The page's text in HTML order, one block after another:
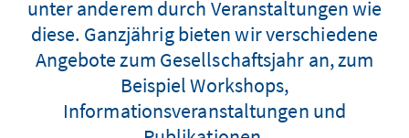
unter anderem durch Veranstaltungen wie
diese. Ganzjährig bieten wir verschiedene
Angebote zum Gesellschaftsjahr an, zum
Beispiel Workshops,
Informationsveranstaltungen und